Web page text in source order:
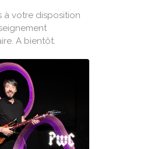
à votre disposition
A bientôt.